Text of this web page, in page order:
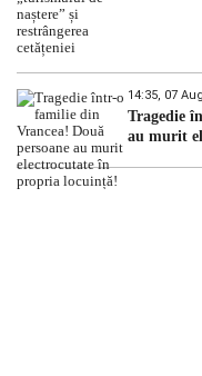
14:35, 07
Tragedie
au murit